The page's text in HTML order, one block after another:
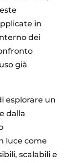
in
dei
già
esplorare un
dalla
luce come
scalabili e